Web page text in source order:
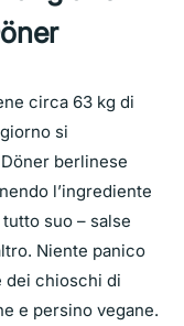
circa 63 kg di
si
berlinese
l’ingrediente
suo – salse
Niente panico
dei chioschi di
e persino vegane.